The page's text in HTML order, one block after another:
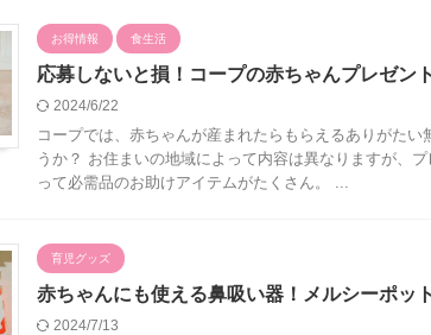
お得情報 食生活
応募しないと損！コープの赤ちゃんプレゼン
2024/6/22
コープでは、赤ちゃんが産まれたらもらえるありがたい
うか？ お住まいの地域によって内容は異なりますが、
って必需品のお助けアイテムがたくさん。 ...
育児グッズ
赤ちゃんにも使える鼻吸い器！メルシーポッ
2024/7/13